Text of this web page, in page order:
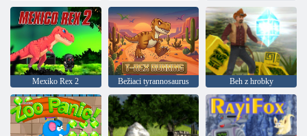
Mexiko Rex 2 Bežiaci tyrannosaurus Beh z hrobky